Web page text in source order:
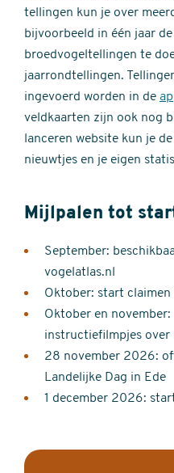
tellingen kun je over
bijvoorbeeld in één jaar
broedvogeltellingen te
jaarrondtellingen.
ingevoerd worden in de
veldkaarten zijn ook nog
lanceren website kun je
nieuwtjes en je eigen
Mijlpalen tot
September:
vogelatlas.nl
Oktober: start claimen
Oktober en
instructiefilmpjes over
28 november 2026:
Landelijke Dag in Ede
1 december 2026: